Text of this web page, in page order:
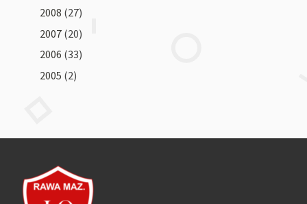
2008 (27)
2007 (20)
2006 (33)
2005 (2)